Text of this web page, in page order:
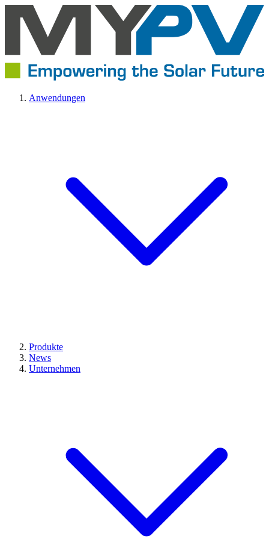
Anwendungen
Produkte
News
Unternehmen